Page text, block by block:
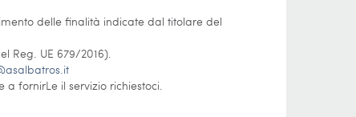
delle finalità indicate dal titolare del
Reg. UE 679/2016).
fornirLe il servizio richiestoci.